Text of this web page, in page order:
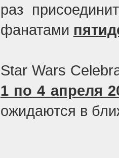
раз
фанатами
Star Wars
1 по 4 апреля
ожидаются в